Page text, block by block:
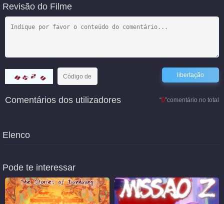
Revisão do Filme
“0”comentário no total
Comentários dos utilizadores
Elenco
Pode te interessar